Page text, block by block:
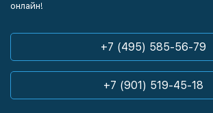
онлайн!
+7 (495) 585-56-79
+7 (901) 519-45-18